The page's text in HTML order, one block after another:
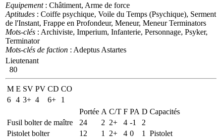
Equipement: Châtiment, Arme de force
Aptitudes : Coiffe psychique, Voile du Temps (Psychique), Serment
de l'Instant, Frappe en Profondeur, Meneur, Meneur Terminators
Mots-clés : Archiviste, Imperium, Infanterie, Personnage, Psyker,
Terminator
Mots-clés de faction : Adeptus Astartes
Lieutenant
80
M E SV PV CD CO
6 4 3+ 4 6+
1
Portée A C/T F PA D Capacités
Fusil bolter de maître
24 2 2+ 4 -1
2
Pistolet bolter
12 1 2+ 4 0 1
Pistolet